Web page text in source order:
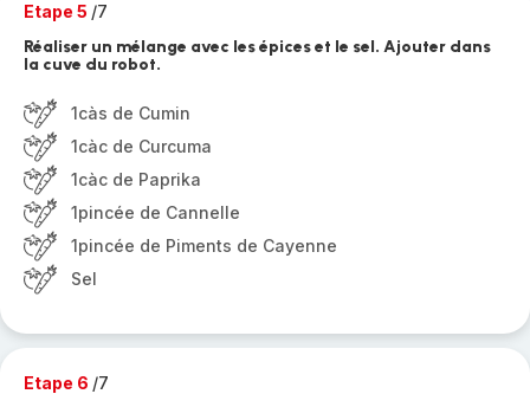
Etape 5 /7
Réaliser un mélange avec les épices et le sel. Ajouter dans
la cuve du robot.
1càs de Cumin
1càc de Curcuma
1càc de Paprika
1pincée de Cannelle
1pincée de Piments de Cayenne
Sel
Etape 6 /7